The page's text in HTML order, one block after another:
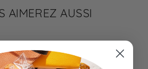
AIMEREZ AUSSI